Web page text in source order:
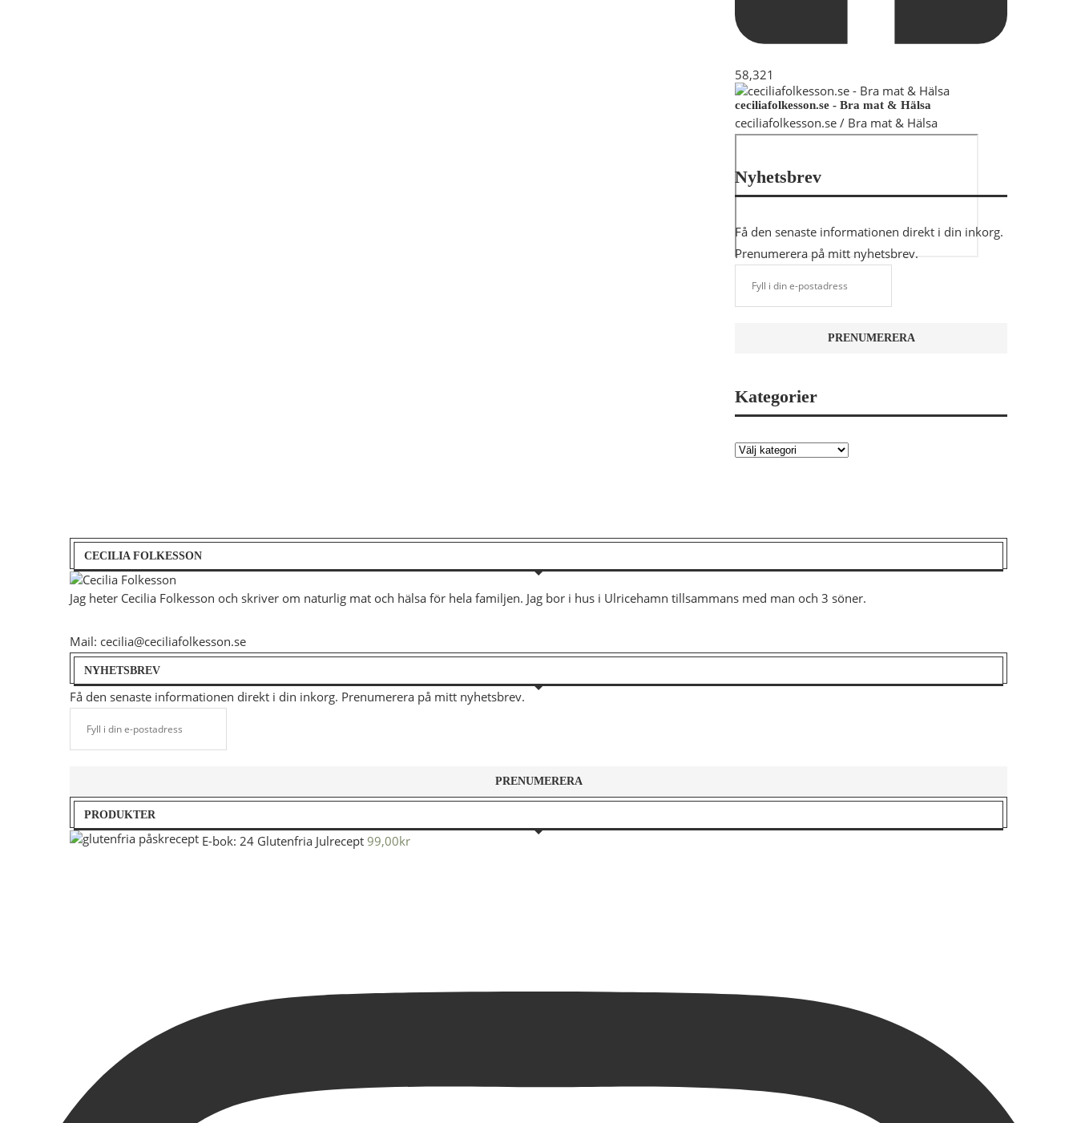
58,321
ceciliafolkesson.se - Bra mat & Hälsa
ceciliafolkesson.se / Bra mat & Hälsa
Nyhetsbrev
Få den senaste informationen direkt i din inkorg.
Prenumerera på mitt nyhetsbrev.
Kategorier
CECILIA FOLKESSON
Jag heter Cecilia Folkesson och skriver om naturlig mat och hälsa för hela familjen. Jag bor i hus i Ulricehamn tillsammans med man och 3 söner.
Mail: cecilia@ceciliafolkesson.se
NYHETSBREV
Få den senaste informationen direkt i din inkorg. Prenumerera på mitt nyhetsbrev.
PRODUKTER
E-bok: 24 Glutenfria Julrecept 99,00kr